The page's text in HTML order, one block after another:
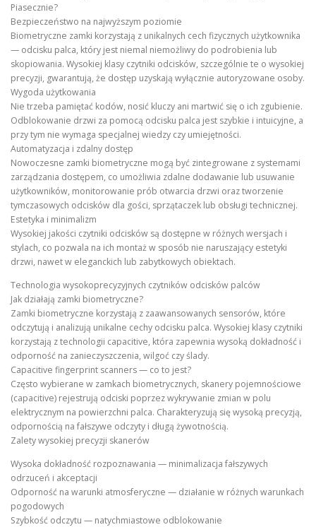
Piasecznie?
Bezpieczeństwo na najwyższym poziomie
Biometryczne zamki korzystają z unikalnych cech fizycznych użytkownika
— odcisku palca, który jest niemal niemożliwy do podrobienia lub
skopiowania. Wysokiej klasy czytniki odcisków, szczególnie te o wysokiej
precyzji, gwarantują, że dostęp uzyskają wyłącznie autoryzowane osoby.
Wygoda użytkowania
Nie trzeba pamiętać kodów, nosić kluczy ani martwić się o ich zgubienie.
Odblokowanie drzwi za pomocą odcisku palca jest szybkie i intuicyjne, a
przy tym nie wymaga specjalnej wiedzy czy umiejętności.
Automatyzacja i zdalny dostęp
Nowoczesne zamki biometryczne mogą być zintegrowane z systemami
zarządzania dostępem, co umożliwia zdalne dodawanie lub usuwanie
użytkowników, monitorowanie prób otwarcia drzwi oraz tworzenie
tymczasowych odcisków dla gości, sprzątaczek lub obsługi technicznej.
Estetyka i minimalizm
Wysokiej jakości czytniki odcisków są dostępne w różnych wersjach i
stylach, co pozwala na ich montaż w sposób nie naruszający estetyki
drzwi, nawet w eleganckich lub zabytkowych obiektach.
Technologia wysokoprecyzyjnych czytników odcisków palców
Jak działają zamki biometryczne?
Zamki biometryczne korzystają z zaawansowanych sensorów, które
odczytują i analizują unikalne cechy odcisku palca. Wysokiej klasy czytniki
korzystają z technologii capacitive, która zapewnia wysoką dokładność i
odporność na zanieczyszczenia, wilgoć czy ślady.
Capacitive fingerprint scanners — co to jest?
Często wybierane w zamkach biometrycznych, skanery pojemnościowe
(capacitive) rejestrują odciski poprzez wykrywanie zmian w polu
elektrycznym na powierzchni palca. Charakteryzują się wysoką precyzją,
odpornością na fałszywe odczyty i długą żywotnością.
Zalety wysokiej precyzji skanerów
Wysoka dokładność rozpoznawania — minimalizacja fałszywych
odrzuceń i akceptacji
Odporność na warunki atmosferyczne — działanie w różnych warunkach
pogodowych
Szybkość odczytu — natychmiastowe odblokowanie